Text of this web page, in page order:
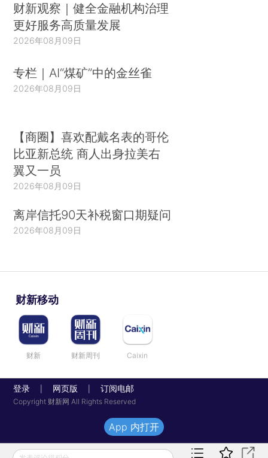
财新观察｜健全金融机构治理
更好服务高质量发展
2026年08月09日
专栏｜AI“煤矿”中的金丝雀
2026年08月09日
【商圈】喜欢配戴名表的哥伦
比亚新总统 商人出身拉美右
翼又一员
2026年08月09日
离岸信托90天补税窗口期疑问
2026年08月09日
财新移动
财新 财新周刊 Caixin
登录 网页版 订阅电邮
Copyright 财新网 All Rights Reserved
App 内打开